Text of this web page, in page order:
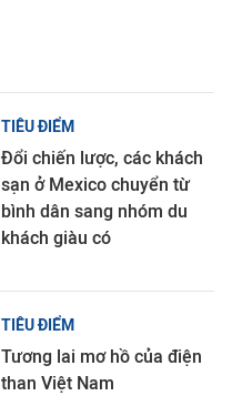
TIÊU ĐIỂM
Đổi chiến lược, các khách
sạn ở Mexico chuyển từ
bình dân sang nhóm du
khách giàu có
TIÊU ĐIỂM
Tương lai mơ hồ của điện
than Việt Nam